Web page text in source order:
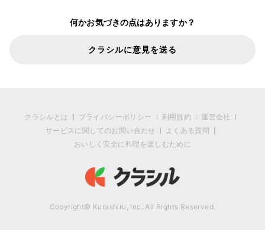
何かお気づきの点はありますか？
クラシルに意見を送る
クラシルとは プライバシーポリシー 利用規約
運営会社
サービスに関してのお問い合わせ
よくある質問
おいしく安全に料理を楽しむために
Copyright© Kurashiru, Inc. All Rights Reserved.